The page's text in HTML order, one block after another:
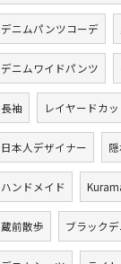
デニムパンツコーデ
デニムワイドパンツ
長袖 レイヤードカ
日本人デザイナー
ハンドメイド
蔵前散歩 ブラック